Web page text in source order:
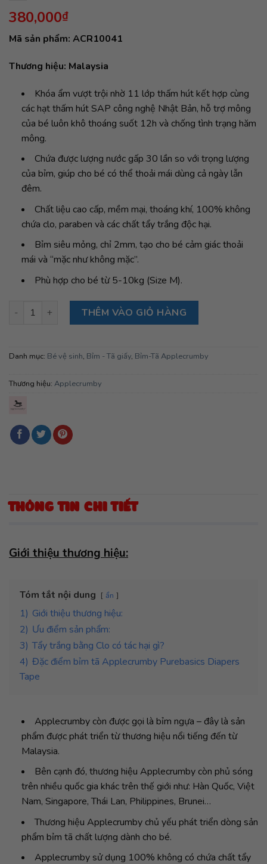
380,000₫
Mã sản phẩm: ACR10041
Thương hiệu: Malaysia
Khóa ẩm vượt trội nhờ 11 lớp thấm hút kết hợp cùng
các hạt thấm hút SAP công nghệ Nhật Bản, hỗ trợ mông
của bé luôn khô thoáng suốt 12h và chống tình trạng hăm
mông.
Chứa được lượng nước gấp 30 lần so với trọng lượng
của bỉm, giúp cho bé có thể thoải mái dùng cả ngày lẫn
đêm.
Chất liệu cao cấp, mềm mại, thoáng khí, 100% không
chứa clo, paraben và các chất tẩy trắng độc hại.
Bỉm siêu mỏng, chỉ 2mm, tạo cho bé cảm giác thoải
mái và “mặc như không mặc”.
Phù hợp cho bé từ 5-10kg (Size M).
Bỉm tã dán ngày đêm Applecrumby Purebasics Diapers Tape
THÊM VÀO GIỎ HÀNG
Danh mục: Bé vệ sinh, Bỉm - Tã giấy, Bỉm-Tã Applecrumby
Thương hiệu: Applecrumby
THÔNG TIN CHI TIẾT
Giới thiệu thương hiệu:
Tóm tắt nội dung ẩn
1) Giới thiệu thương hiệu:
2) Ưu điểm sản phẩm:
3) Tẩy trắng bằng Clo có tác hại gì?
4) Đặc điểm bỉm tã Applecrumby Purebasics Diapers
Tape
Applecrumby còn được gọi là bỉm ngựa – đây là sản
phẩm được phát triển từ thương hiệu nổi tiếng đến từ
Malaysia.
Bên cạnh đó, thương hiệu Applecrumby còn phủ sóng
trên nhiều quốc gia khác trên thế giới như: Hàn Quốc, Việt
Nam, Singapore, Thái Lan, Philippines, Brunei…
Thương hiệu Applecrumby chủ yếu phát triển dòng sản
phẩm bỉm tã chất lượng dành cho bé.
Applecrumby sử dụng 100% không có chứa chất tẩy